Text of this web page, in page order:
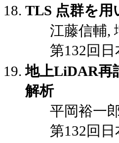
TLS 点群を用
江藤信輔,
第132回
地上LiDAR再
解析
平岡裕一
第132回日